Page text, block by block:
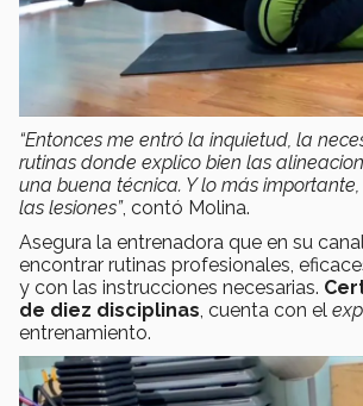
“Entonces me entró la inquietud, la
rutinas donde explico bien las
una buena técnica. Y lo más
las lesiones”, contó Molina.
Asegura la entrenadora que en su
encontrar rutinas profesionales,
y con las instrucciones necesarias.
de diez disciplinas, cuenta con el
entrenamiento.